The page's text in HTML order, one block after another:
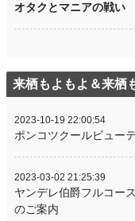
オタクとマニアの戦い
来栖もよもよ＆来栖
2023-10-19 22:00:54
ポンコツクールビュー
2023-03-02 21:25:39
ヤンデレ伯爵フルコー
のご案内